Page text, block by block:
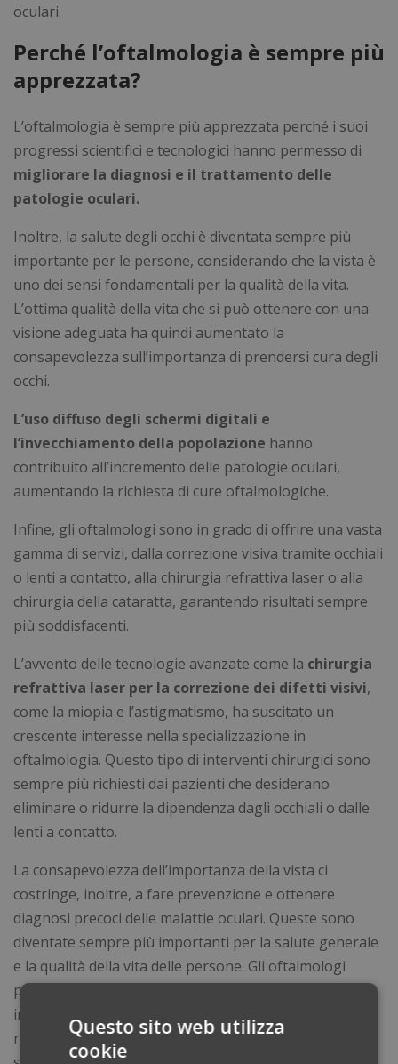
oculari.
Perché l’oftalmologia è sempre più
apprezzata?
L’oftalmologia è sempre più apprezzata perché i suoi
progressi scientifici e tecnologici hanno permesso di
migliorare la diagnosi e il trattamento delle
patologie oculari.
Inoltre, la salute degli occhi è diventata sempre più
importante per le persone, considerando che la vista è
uno dei sensi fondamentali per la qualità della vita.
L’ottima qualità della vita che si può ottenere con una
visione adeguata ha quindi aumentato la
consapevolezza sull’importanza di prendersi cura degli
occhi.
L’uso diffuso degli schermi digitali e
l’invecchiamento della popolazione hanno
contribuito all’incremento delle patologie oculari,
aumentando la richiesta di cure oftalmologiche.
Infine, gli oftalmologi sono in grado di offrire una vasta
gamma di servizi, dalla correzione visiva tramite occhiali
o lenti a contatto, alla chirurgia refrattiva laser o alla
chirurgia della cataratta, garantendo risultati sempre
più soddisfacenti.
L’avvento delle tecnologie avanzate come la chirurgia
refrattiva laser per la correzione dei difetti visivi,
come la miopia e l’astigmatismo, ha suscitato un
crescente interesse nella specializzazione in
oftalmologia. Questo tipo di interventi chirurgici sono
sempre più richiesti dai pazienti che desiderano
eliminare o ridurre la dipendenza dagli occhiali o dalle
lenti a contatto.
La consapevolezza dell’importanza della vista ci
costringe, inoltre, a fare prevenzione e ottenere
diagnosi precoci delle malattie oculari. Queste sono
diventate sempre più importanti per la salute generale
e la qualità della vita delle persone. Gli oftalmologi
possono svolgere esami di routine e screening per
individuare tempestivamente problemi oculari, come la
retinopatia diabetica, nel contesto delle malattie
Questo sito web utilizza
cookie